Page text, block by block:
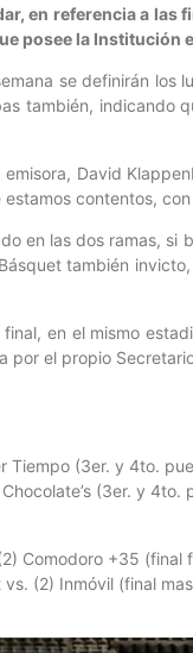
en referencia a las
posee la
se definirán
también, indicando
David
contentos,
en las dos ramas, si
también
en el mismo
por el propio
Tiempo (3er. y 4to.
(3er. y 4to.
Comodoro +35 (final
(2) Inmóvil (final